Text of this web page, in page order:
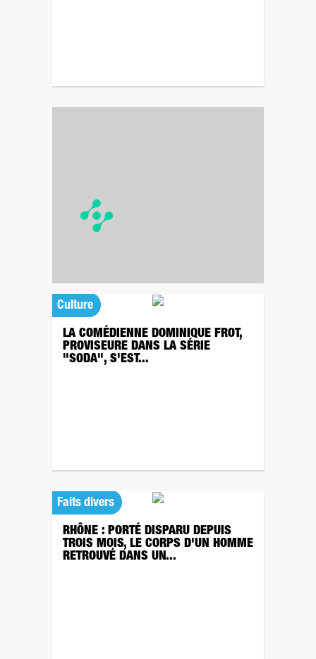
Culture
LA COMÉDIENNE DOMINIQUE FROT,
PROVISEURE DANS LA SÉRIE
"SODA", S'EST...
Faits divers
RHÔNE : PORTÉ DISPARU DEPUIS
TROIS MOIS, LE CORPS D'UN HOMME
RETROUVÉ DANS UN...